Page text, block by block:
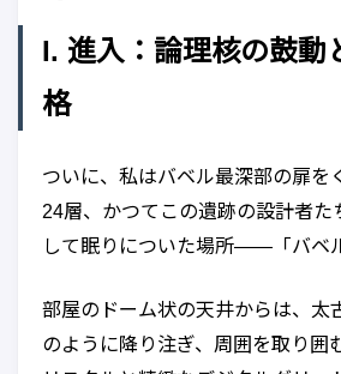
I. 進入：論理核の鼓動
格
ついに、私はバベル最深部の扉を
24層、かつてこの遺跡の設計者た
して眠りについた場所——「バベ
部屋のドーム状の天井からは、太
のように降り注ぎ、周囲を取り囲